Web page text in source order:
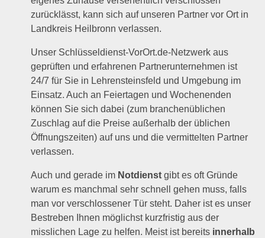
zurücklässt, kann sich auf unseren Partner vor Ort in
Landkreis Heilbronn verlassen.
Unser Schlüsseldienst-VorOrt.de-Netzwerk aus
geprüften und erfahrenen Partnerunternehmen ist
24/7 für Sie in Lehrensteinsfeld und Umgebung im
Einsatz. Auch an Feiertagen und Wochenenden
können Sie sich dabei (zum branchenüblichen
Zuschlag auf die Preise außerhalb der üblichen
Öffnungszeiten) auf uns und die vermittelten Partner
verlassen.
Auch und gerade im Notdienst gibt es oft Gründe
warum es manchmal sehr schnell gehen muss, falls
man vor verschlossener Tür steht. Daher ist es unser
Bestreben Ihnen möglichst kurzfristig aus der
misslichen Lage zu helfen. Meist ist bereits innerhalb